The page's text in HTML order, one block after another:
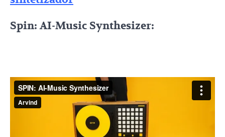
Spin: AI-Music Synthesizer: